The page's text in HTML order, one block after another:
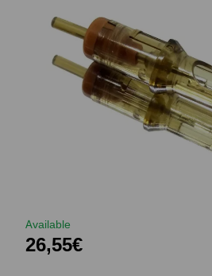
Available
26,55€